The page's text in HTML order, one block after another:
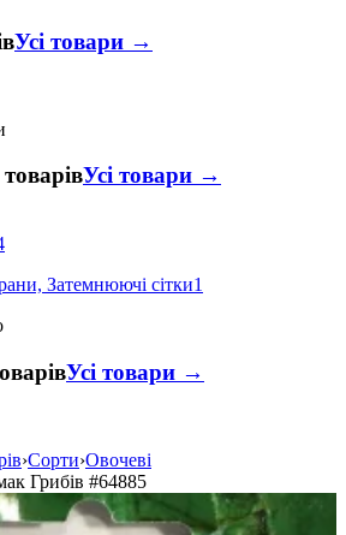
Усі товари →
товарівУсі товари →
Затемнюючі сітки1
Усі товари →
›Сорти›Овочеві
Грибів #64885